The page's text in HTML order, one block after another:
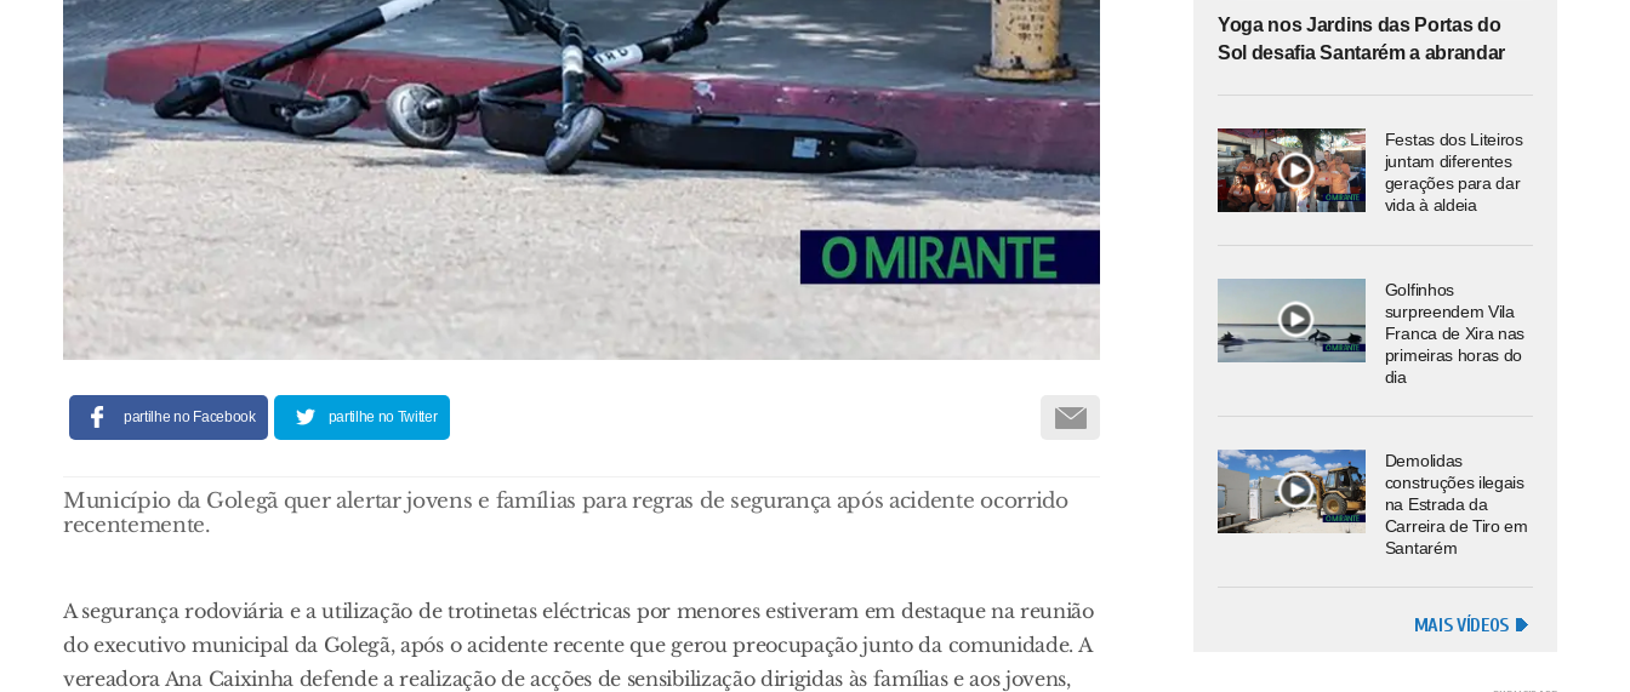
partilhe no Facebook partilhe no Twitter
Município da Golegã quer alertar jovens e famílias para regras de segurança após acidente ocorrido
recentemente.
A segurança rodoviária e a utilização de trotinetas eléctricas por menores estiveram em destaque na reunião
do executivo municipal da Golegã, após o acidente recente que gerou preocupação junto da comunidade. A
vereadora Ana Caixinha defende a realização de acções de sensibilização dirigidas às famílias e aos jovens,
Yoga nos Jardins das Portas do
Sol desafia Santarém a abrandar
Festas dos Liteiros
juntam diferentes
gerações para dar
vida à aldeia
Golfinhos
surpreendem Vila
Franca de Xira nas
primeiras horas do
dia
Demolidas
construções ilegais
na Estrada da
Carreira de Tiro em
Santarém
MAIS VÍDEOS